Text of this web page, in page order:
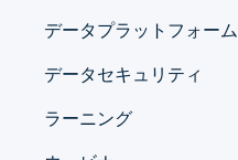
データプラットフォーム
データセキュリティ
ラーニング